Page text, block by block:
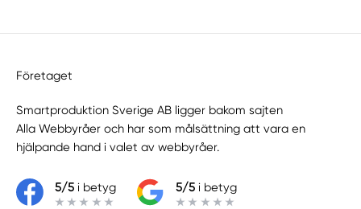
Företaget
Smartproduktion Sverige AB ligger bakom sajten
Alla Webbyråer och har som målsättning att vara en
hjälpande hand i valet av webbyråer.
5/5i betyg 5/5i betyg